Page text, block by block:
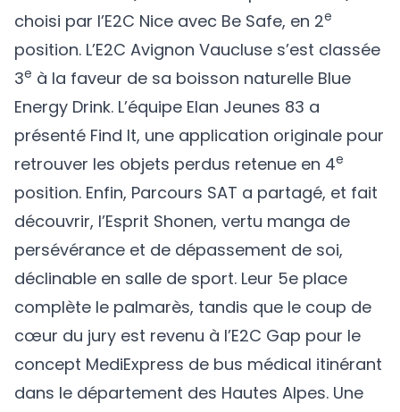
choisi par l’E2C Nice avec Be Safe, en 2e
position. L’E2C Avignon Vaucluse s’est classée
3e à la faveur de sa boisson naturelle Blue
Energy Drink. L’équipe Elan Jeunes 83 a
présenté Find It, une application originale pour
retrouver les objets perdus retenue en 4e
position. Enfin, Parcours SAT a partagé, et fait
découvrir, l’Esprit Shonen, vertu manga de
persévérance et de dépassement de soi,
déclinable en salle de sport. Leur 5e place
complète le palmarès, tandis que le coup de
cœur du jury est revenu à l’E2C Gap pour le
concept MediExpress de bus médical itinérant
dans le département des Hautes Alpes. Une